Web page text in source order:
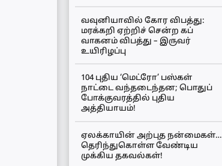
வவுனியாவில் கோர விபத்து:
மரக்கறி ஏற்றிச் சென்ற கப்
வாகனம் விபத்து – இருவர்
உயிரிழப்பு
104 புதிய ‘மெட்ரோ’ பஸ்கள்
நாட்டை வந்தடைந்தன; பொதுப்
போக்குவரத்தில் புதிய
அத்தியாயம்!
ஏலக்காயின் அற்புத நன்மைகள்…
தெரிந்துகொள்ள வேண்டிய
முக்கிய தகவல்கள்!